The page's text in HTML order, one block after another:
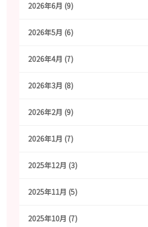
2026年6月 (9)
2026年5月 (6)
2026年4月 (7)
2026年3月 (8)
2026年2月 (9)
2026年1月 (7)
2025年12月 (3)
2025年11月 (5)
2025年10月 (7)